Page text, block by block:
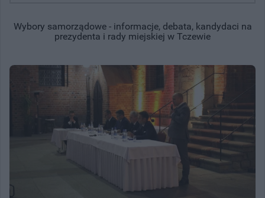
Wybory samorządowe - informacje, debata, kandydaci na
prezydenta i rady miejskiej w Tczewie